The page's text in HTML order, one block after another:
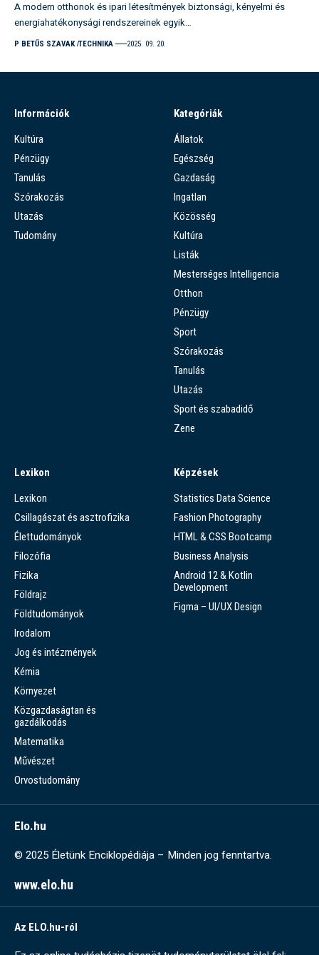
A modern otthonok és ipari létesítmények biztonsági, kényelmi és
energiahatékonysági rendszereinek egyik…
P BETŰS SZAVAK TECHNIKA 2025. 09. 20.
Információk
Kultúra
Pénzügy
Tanulás
Szórakozás
Utazás
Tudomány
Kategóriák
Állatok
Egészség
Gazdaság
Ingatlan
Közösség
Kultúra
Listák
Mesterséges Intelligencia
Otthon
Pénzügy
Sport
Szórakozás
Tanulás
Utazás
Sport és szabadidő
Zene
Lexikon
Lexikon
Csillagászat és asztrofizika
Élettudományok
Filozófia
Fizika
Földrajz
Földtudományok
Irodalom
Jog és intézmények
Kémia
Környezet
Közgazdaságtan és
gazdálkodás
Matematika
Művészet
Orvostudomány
Képzések
Statistics Data Science
Fashion Photography
HTML & CSS Bootcamp
Business Analysis
Android 12 & Kotlin
Development
Figma – UI/UX Design
Elo.hu
© 2025 Életünk Enciklopédiája – Minden jog fenntartva.
www.elo.hu
Az ELO.hu-ról